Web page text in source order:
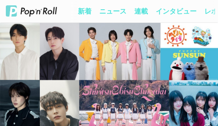
新着 ニュース 連載 インタビュー レ